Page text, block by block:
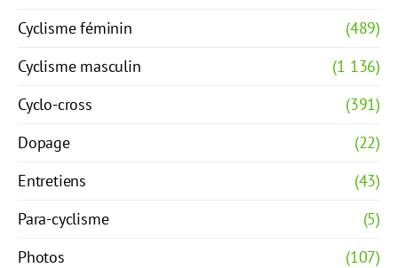
Cyclisme féminin
(489)
Cyclisme masculin
(1 136)
Cyclo-cross
(391)
Dopage
(22)
Entretiens
(43)
Para-cyclisme
(5)
Photos
(107)